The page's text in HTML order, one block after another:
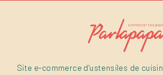
Site e-commerce d'ustensiles de